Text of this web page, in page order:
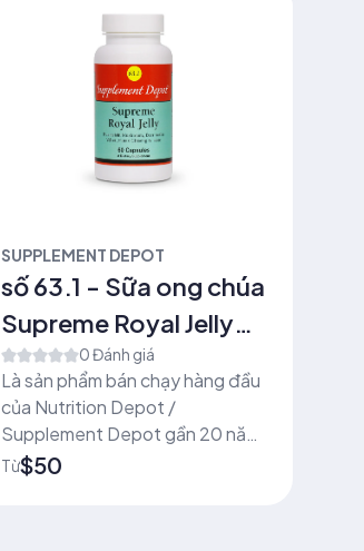
SUPPLEMENT DEPOT
số 63.1 - Sữa ong chúa
Supreme Royal Jelly
(60 Capsules)
0 Đánh giá
Là sản phẩm bán chạy hàng đầu
của Nutrition Depot /
Supplement Depot gần 20 năm
qua
Từ$50